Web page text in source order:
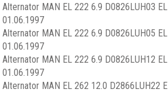
Alternator MAN EL 222 6.9 D0826LUH03
01.06.1997
Alternator MAN EL 222 6.9 D0826LUH05
01.06.1997
Alternator MAN EL 222 6.9 D0826LUH12
01.06.1997
Alternator MAN EL 262 12.0 D2866LUH22